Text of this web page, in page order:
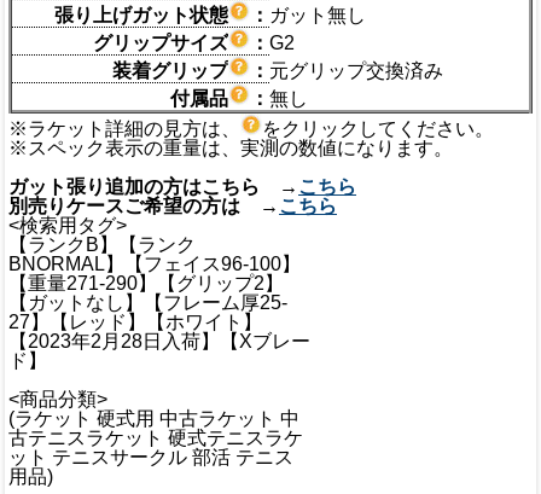
張り上げガット状態
： ガット無し
グリップサイズ
： G2
装着グリップ
： 元グリップ交換済み
付属品
： 無し
※ラケット詳細の見方は、
をクリックしてください。
※スペック表示の重量は、実測の数値になります。
ガット張り追加の方はこちら → こちら
別売りケースご希望の方は → こちら
<検索用タグ>
【ランクB】【ランク
BNORMAL】【フェイス96-100】
【重量271-290】【グリップ2】
【ガットなし】【フレーム厚25-
27】【レッド】【ホワイト】
【2023年2月28日入荷】【Xブレー
ド】
<商品分類>
(ラケット 硬式用 中古ラケット 中
古テニスラケット 硬式テニスラケ
ット テニスサークル 部活 テニス
用品)